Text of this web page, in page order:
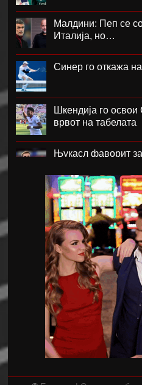
Малдини: Пеп се
Италија, но…
Синер го откажа
Шкендија го освои
врвот на табелата
Њукасл фаворит
Атланта Јунајтед
Мората
Ник Вајлер-Баб
Скопје извлече
Лум
Барса сака да го